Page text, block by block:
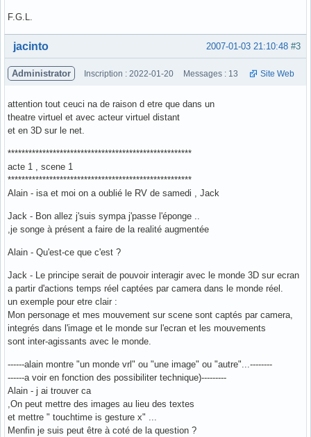
F.G.L.
Hors ligne #3
2007-01-03 21:10:48
jacinto
Administrator Inscription : 2022-01-20 Messages : 13 Site Web
attention tout ceuci na de raison d etre que dans un
theatre virtuel et avec acteur virtuel distant
et en 3D sur le net.
*****************************************************
acte 1 , scene 1
*****************************************************
Alain - isa et moi on a oublié le RV de samedi , Jack
Jack - Bon allez j'suis sympa j'passe l'éponge ..
,je songe à présent a faire de la realité augmentée
Alain - Qu'est-ce que c'est ?
Jack - Le principe serait de pouvoir interagir avec le monde 3D sur ecran
a partir d'actions temps réel captées par camera dans le monde réel.
un exemple pour etre clair :
Mon personage et mes mouvement sur scene sont captés par camera,
integrés dans l'image et le monde sur l'ecran et les mouvements
sont inter-agissants avec le monde.
------alain montre "un monde vrl" ou "une image" ou "autre"...--------
------a voir en fonction des possibiliter technique)---------
Alain - j ai trouver ca
,On peut mettre des images au lieu des textes
et mettre " touchtime is gesture x" ...
Menfin je suis peut être à coté de la question ?